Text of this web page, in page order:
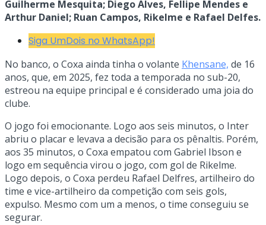
Guilherme Mesquita; Diego Alves, Fellipe Mendes e
Arthur Daniel; Ruan Campos, Rikelme e Rafael Delfes.
Siga UmDois no WhatsApp!
No banco, o Coxa ainda tinha o volante Khensane, de 16
anos, que, em 2025, fez toda a temporada no sub-20,
estreou na equipe principal e é considerado uma joia do
clube.
O jogo foi emocionante. Logo aos seis minutos, o Inter
abriu o placar e levava a decisão para os pênaltis. Porém,
aos 35 minutos, o Coxa empatou com Gabriel Ibson e
logo em sequência virou o jogo, com gol de Rikelme.
Logo depois, o Coxa perdeu Rafael Delfres, artilheiro do
time e vice-artilheiro da competição com seis gols,
expulso. Mesmo com um a menos, o time conseguiu se
segurar.